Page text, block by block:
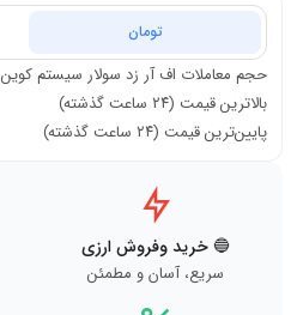
تومان
حجم معاملات اف آر زد سولار سیستم کوین
بالاترین قیمت (۲۴ ساعت گذشته)
پایین‌ترین قیمت (۲۴ ساعت گذشته)
🔵 خرید وفروش ارزی
سریع، آسان و مطمئن